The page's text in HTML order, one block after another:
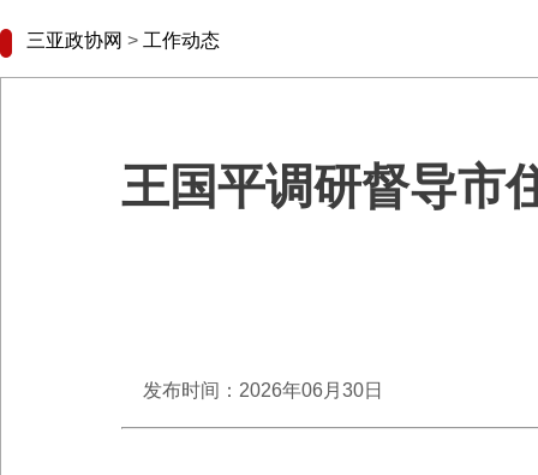
三亚政协网 > 工作动态
王国平调研督导市
发布时间：2026年06月30日